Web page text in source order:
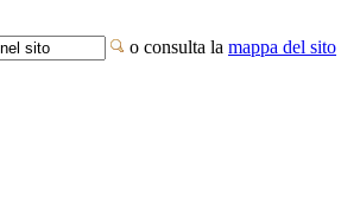
o consulta la mappa del sito